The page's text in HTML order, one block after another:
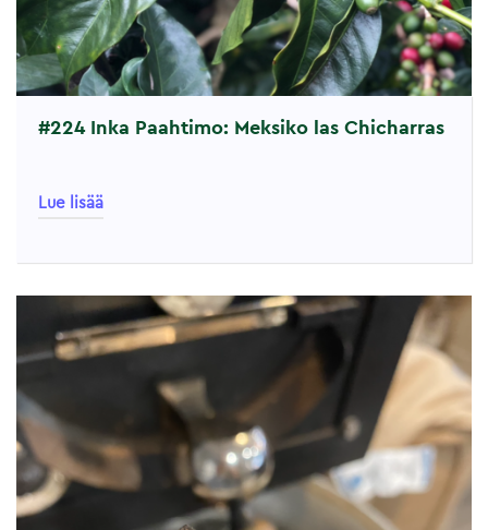
#224 Inka Paahtimo: Meksiko las Chicharras
Lue lisää